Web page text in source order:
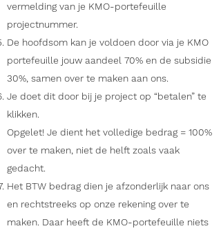
vermelding van je KMO-portefeuille
projectnummer.
De hoofdsom kan je voldoen door via je KMO
portefeuille jouw aandeel 70% en de subsidie
30%, samen over te maken aan ons.
Je doet dit door bij je project op “betalen” te
klikken.
Opgelet! Je dient het volledige bedrag = 100%
over te maken, niet de helft zoals vaak
gedacht.
Het BTW bedrag dien je afzonderlijk naar ons
en rechtstreeks op onze rekening over te
maken. Daar heeft de KMO-portefeuille niets